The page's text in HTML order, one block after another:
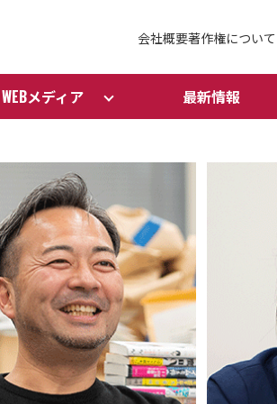
会社概要著作権について
WEBメディア 最新情報